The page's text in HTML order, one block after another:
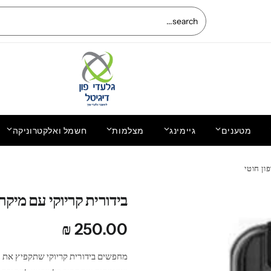
מטענים גיימינג מצלמות חשמל ואלקטרוניקה
חוטי
בידורית קריוקי עם
₪250.00